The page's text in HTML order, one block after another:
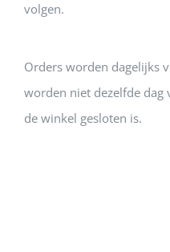
volgen.
Orders worden dagelijks
worden niet dezelfde dag
de winkel gesloten is.